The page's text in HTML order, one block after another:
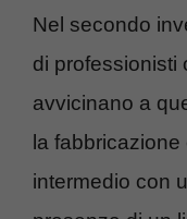
Nel secondo
di professionisti
avvicinano a
la
intermedio con